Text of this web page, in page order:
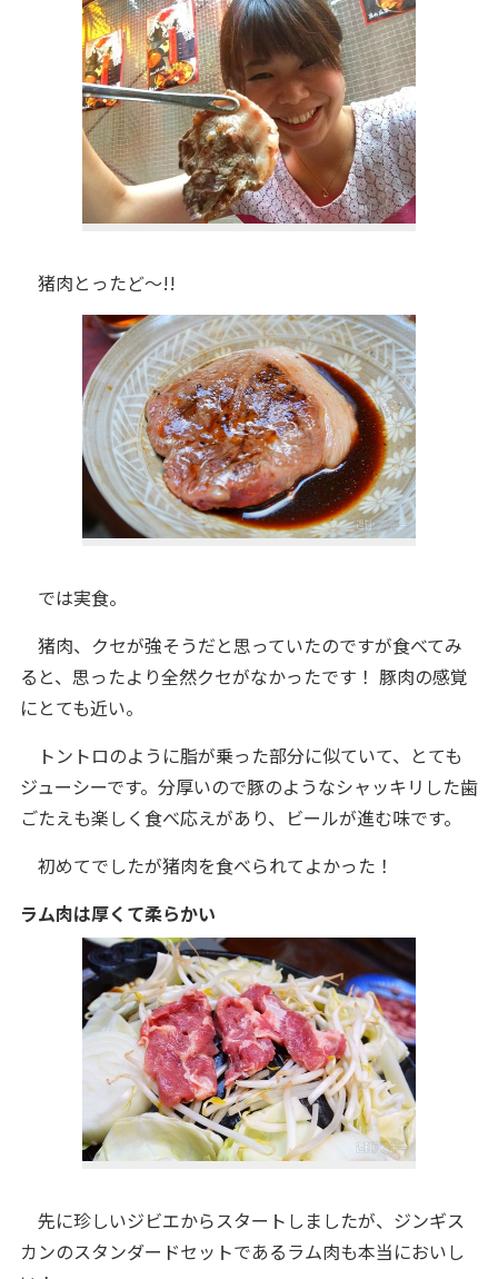
猪肉とったど～!!
では実食。
猪肉、クセが強そうだと思っていたのですが食べてみ
ると、思ったより全然クセがなかったです！ 豚肉の感覚
にとても近い。
トントロのように脂が乗った部分に似ていて、とても
ジューシーです。分厚いので豚のようなシャッキリした歯
ごたえも楽しく食べ応えがあり、ビールが進む味です。
初めてでしたが猪肉を食べられてよかった！
ラム肉は厚くて柔らかい
先に珍しいジビエからスタートしましたが、ジンギス
カンのスタンダードセットであるラム肉も本当においし